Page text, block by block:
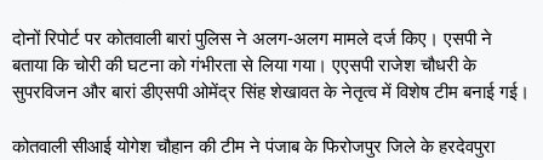
दोनों रिपोर्ट पर कोतवाली बारां पुलिस ने अलग-अलग मामले दर्ज किए। एसपी ने
बताया कि चोरी की घटना को गंभीरता से लिया गया। एएसपी राजेश चौधरी के
सुपरविजन और बारां डीएसपी ओमेंद्र सिंह शेखावत के नेतृत्व में विशेष टीम बनाई गई।
कोतवाली सीआई योगेश चौहान की टीम ने पंजाब के फिरोजपुर जिले के हरदेवपुरा